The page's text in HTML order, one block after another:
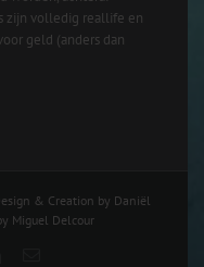
zijn volledig reallife en
geld (anders dan
& Creation by Daniël
Miguel Delcour